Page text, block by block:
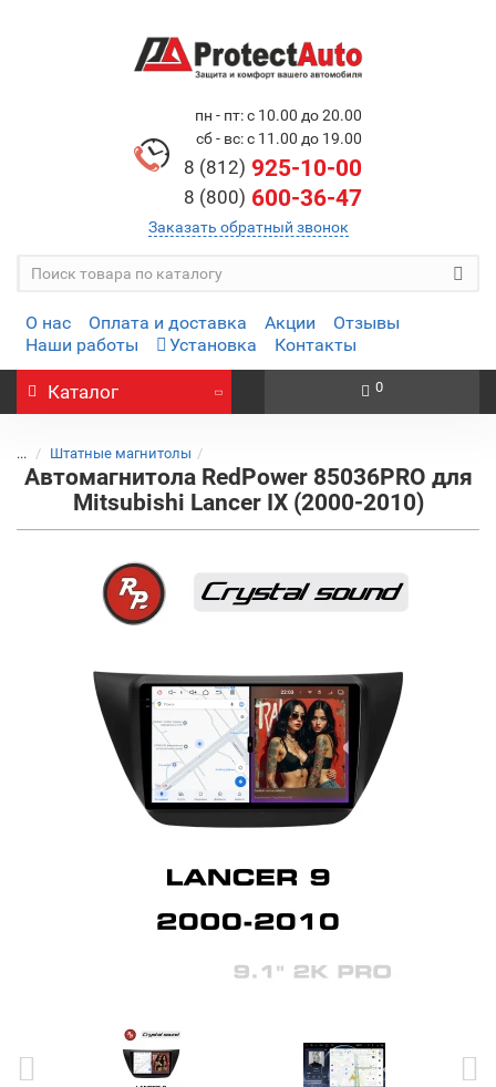
пн - пт: с 10.00 до 20.00
сб - вс: с 11.00 до 19.00
8 (812) 925-10-00
8 (800) 600-36-47
Заказать обратный звонок
О нас Оплата и доставка Акции
Отзывы
Наши работы
Установка Контакты
Каталог 0
... Штатные магнитолы
Автомагнитола RedPower 85036PRO для
Mitsubishi Lancer IX (2000-2010)